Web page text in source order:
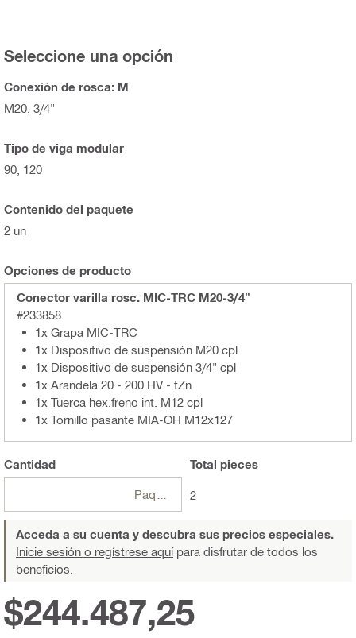
Seleccione una opción
Conexión de rosca: M
M20, 3/4"
Tipo de viga modular
90, 120
Contenido del paquete
2 un
Opciones de producto
Conector varilla rosc. MIC-TRC M20-3/4"
#233858
1x Grapa MIC-TRC
1x Dispositivo de suspensión M20 cpl
1x Dispositivo de suspensión 3/4" cpl
1x Arandela 20 - 200 HV - tZn
1x Tuerca hex.freno int. M12 cpl
1x Tornillo pasante MIA-OH M12x127
Cantidad Total pieces
2
Acceda a su cuenta y descubra sus precios especiales.
Inicie sesión o regístrese aquípara disfrutar de todos los
beneficios.
$244.487,25